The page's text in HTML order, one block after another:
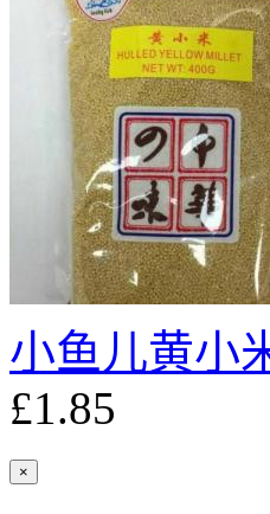
小鱼儿黄小
£1.85
×